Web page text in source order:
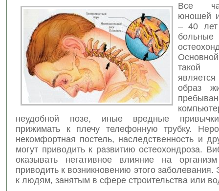
Все
юношей
– 40 лет
такой
образ
неудобной позе, иные вредные
прижимать к плечу телефонную трубку.
некомфортная постель, наследственность и
могут приводить к развитию остеохондроза.
оказывать негативное влияние на
приводить к возникновению этого заболевания.
к людям, занятым в сфере строительства или